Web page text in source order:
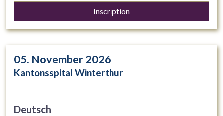
zur Resilienzförderung kennen
Inscription
05. November 2026
Kantonsspital Winterthur
Deutsch